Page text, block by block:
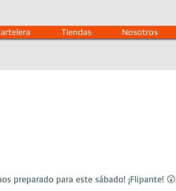
Tiendas Nosotros
preparado para este sábado! ¡Flipante! 😲